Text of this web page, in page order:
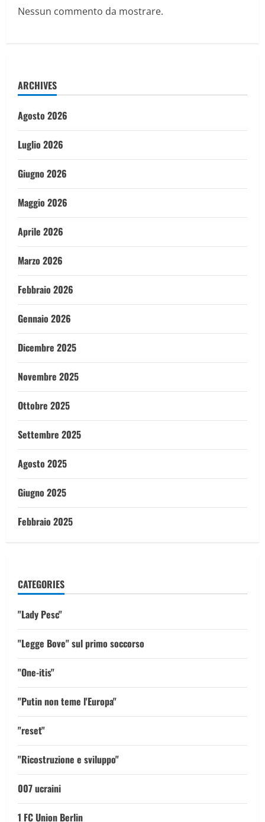
Nessun commento da mostrare.
ARCHIVES
Agosto 2026
Luglio 2026
Giugno 2026
Maggio 2026
Aprile 2026
Marzo 2026
Febbraio 2026
Gennaio 2026
Dicembre 2025
Novembre 2025
Ottobre 2025
Settembre 2025
Agosto 2025
Giugno 2025
Febbraio 2025
CATEGORIES
"Lady Pesc"
"Legge Bove" sul primo soccorso
"One-itis"
"Putin non teme l'Europa"
"reset"
"Ricostruzione e sviluppo"
007 ucraini
1 FC Union Berlin